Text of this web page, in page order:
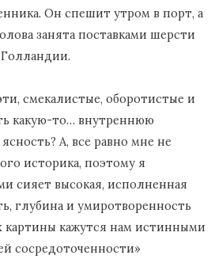
Он спешит утром в порт, а
занята поставками шерсти
смекалистые, оборотистые и
какую-то… внутреннюю
А, все равно мне не
историка, поэтому я
сияет высокая, исполненная
глубина и умиротворенность
картины кажутся нам истинными
сосредоточенности»